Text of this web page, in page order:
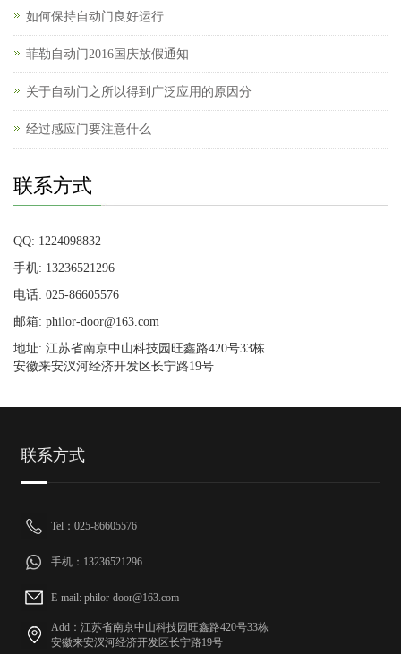
如何保持自动门良好运行
菲勒自动门2016国庆放假通知
关于自动门之所以得到广泛应用的原因分
经过感应门要注意什么
联系方式
QQ: 1224098832
手机: 13236521296
电话: 025-86605576
邮箱: philor-door@163.com
地址: 江苏省南京中山科技园旺鑫路420号33栋
安徽来安汊河经济开发区长宁路19号
联系方式
Tel：025-86605576
手机：13236521296
E-mail: philor-door@163.com
Add：江苏省南京中山科技园旺鑫路420号33栋
安徽来安汊河经济开发区长宁路19号